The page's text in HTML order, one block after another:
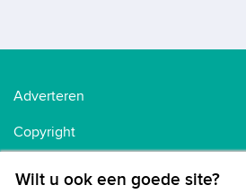
Adverteren
Copyright
Wilt u ook een goede site?